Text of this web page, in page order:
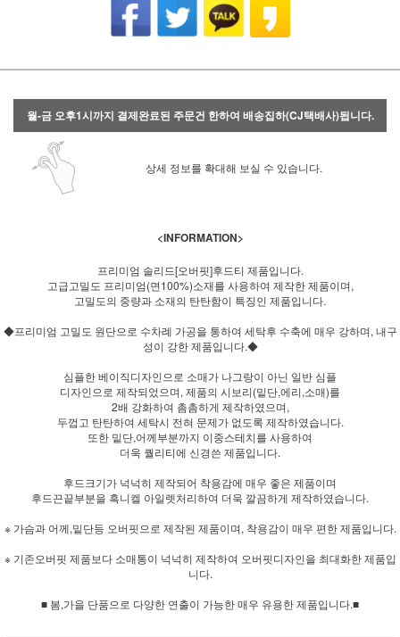
월-금 오후1시까지 결제완료된 주문건 한하여 배송집하(CJ택배사)됩니다.
상세 정보를 확대해 보실 수 있습니다.
<INFORMATION>
프리미엄 솔리드[오버핏]후드티 제품입니다.
고급고밀도 프리미엄(면100%)소재를 사용하여 제작한 제품이며,
고밀도의 중량과 소재의 탄탄함이 특징인 제품입니다.
◆프리미엄 고밀도 원단으로 수차례 가공을 통하여 세탁후 수축에 매우 강하며, 내구
성이 강한 제품입니다.◆
심플한 베이직디자인으로 소매가 나그랑이 아닌 일반 심플
디자인으로 제작되었으며, 제품의 시보리(밑단,에리,소매)를
2배 강화하여 촘촘하게 제작하였으며,
두껍고 탄탄하여 세탁시 전혀 문제가 없도록 제작하였습니다.
또한 밑단,어께부분까지 이중스테치를 사용하여
더욱 퀄리티에 신경쓴 제품입니다.
후드크기가 넉넉히 제작되어 착용감에 매우 좋은 제품이며
후드끈끝부분을 흑니켈 아일렛처리하여 더욱 깔끔하게 제작하였습니다.
※ 가슴과 어께,밑단등 오버핏으로 제작된 제품이며, 착용감이 매우 편한 제품입니다.
※ 기존오버핏 제품보다 소매통이 넉넉히 제작하여 오버핏디자인을 최대화한 제품입
니다.
■ 봄,가을 단품으로 다양한 연출이 가능한 매우 유용한 제품입니다.■